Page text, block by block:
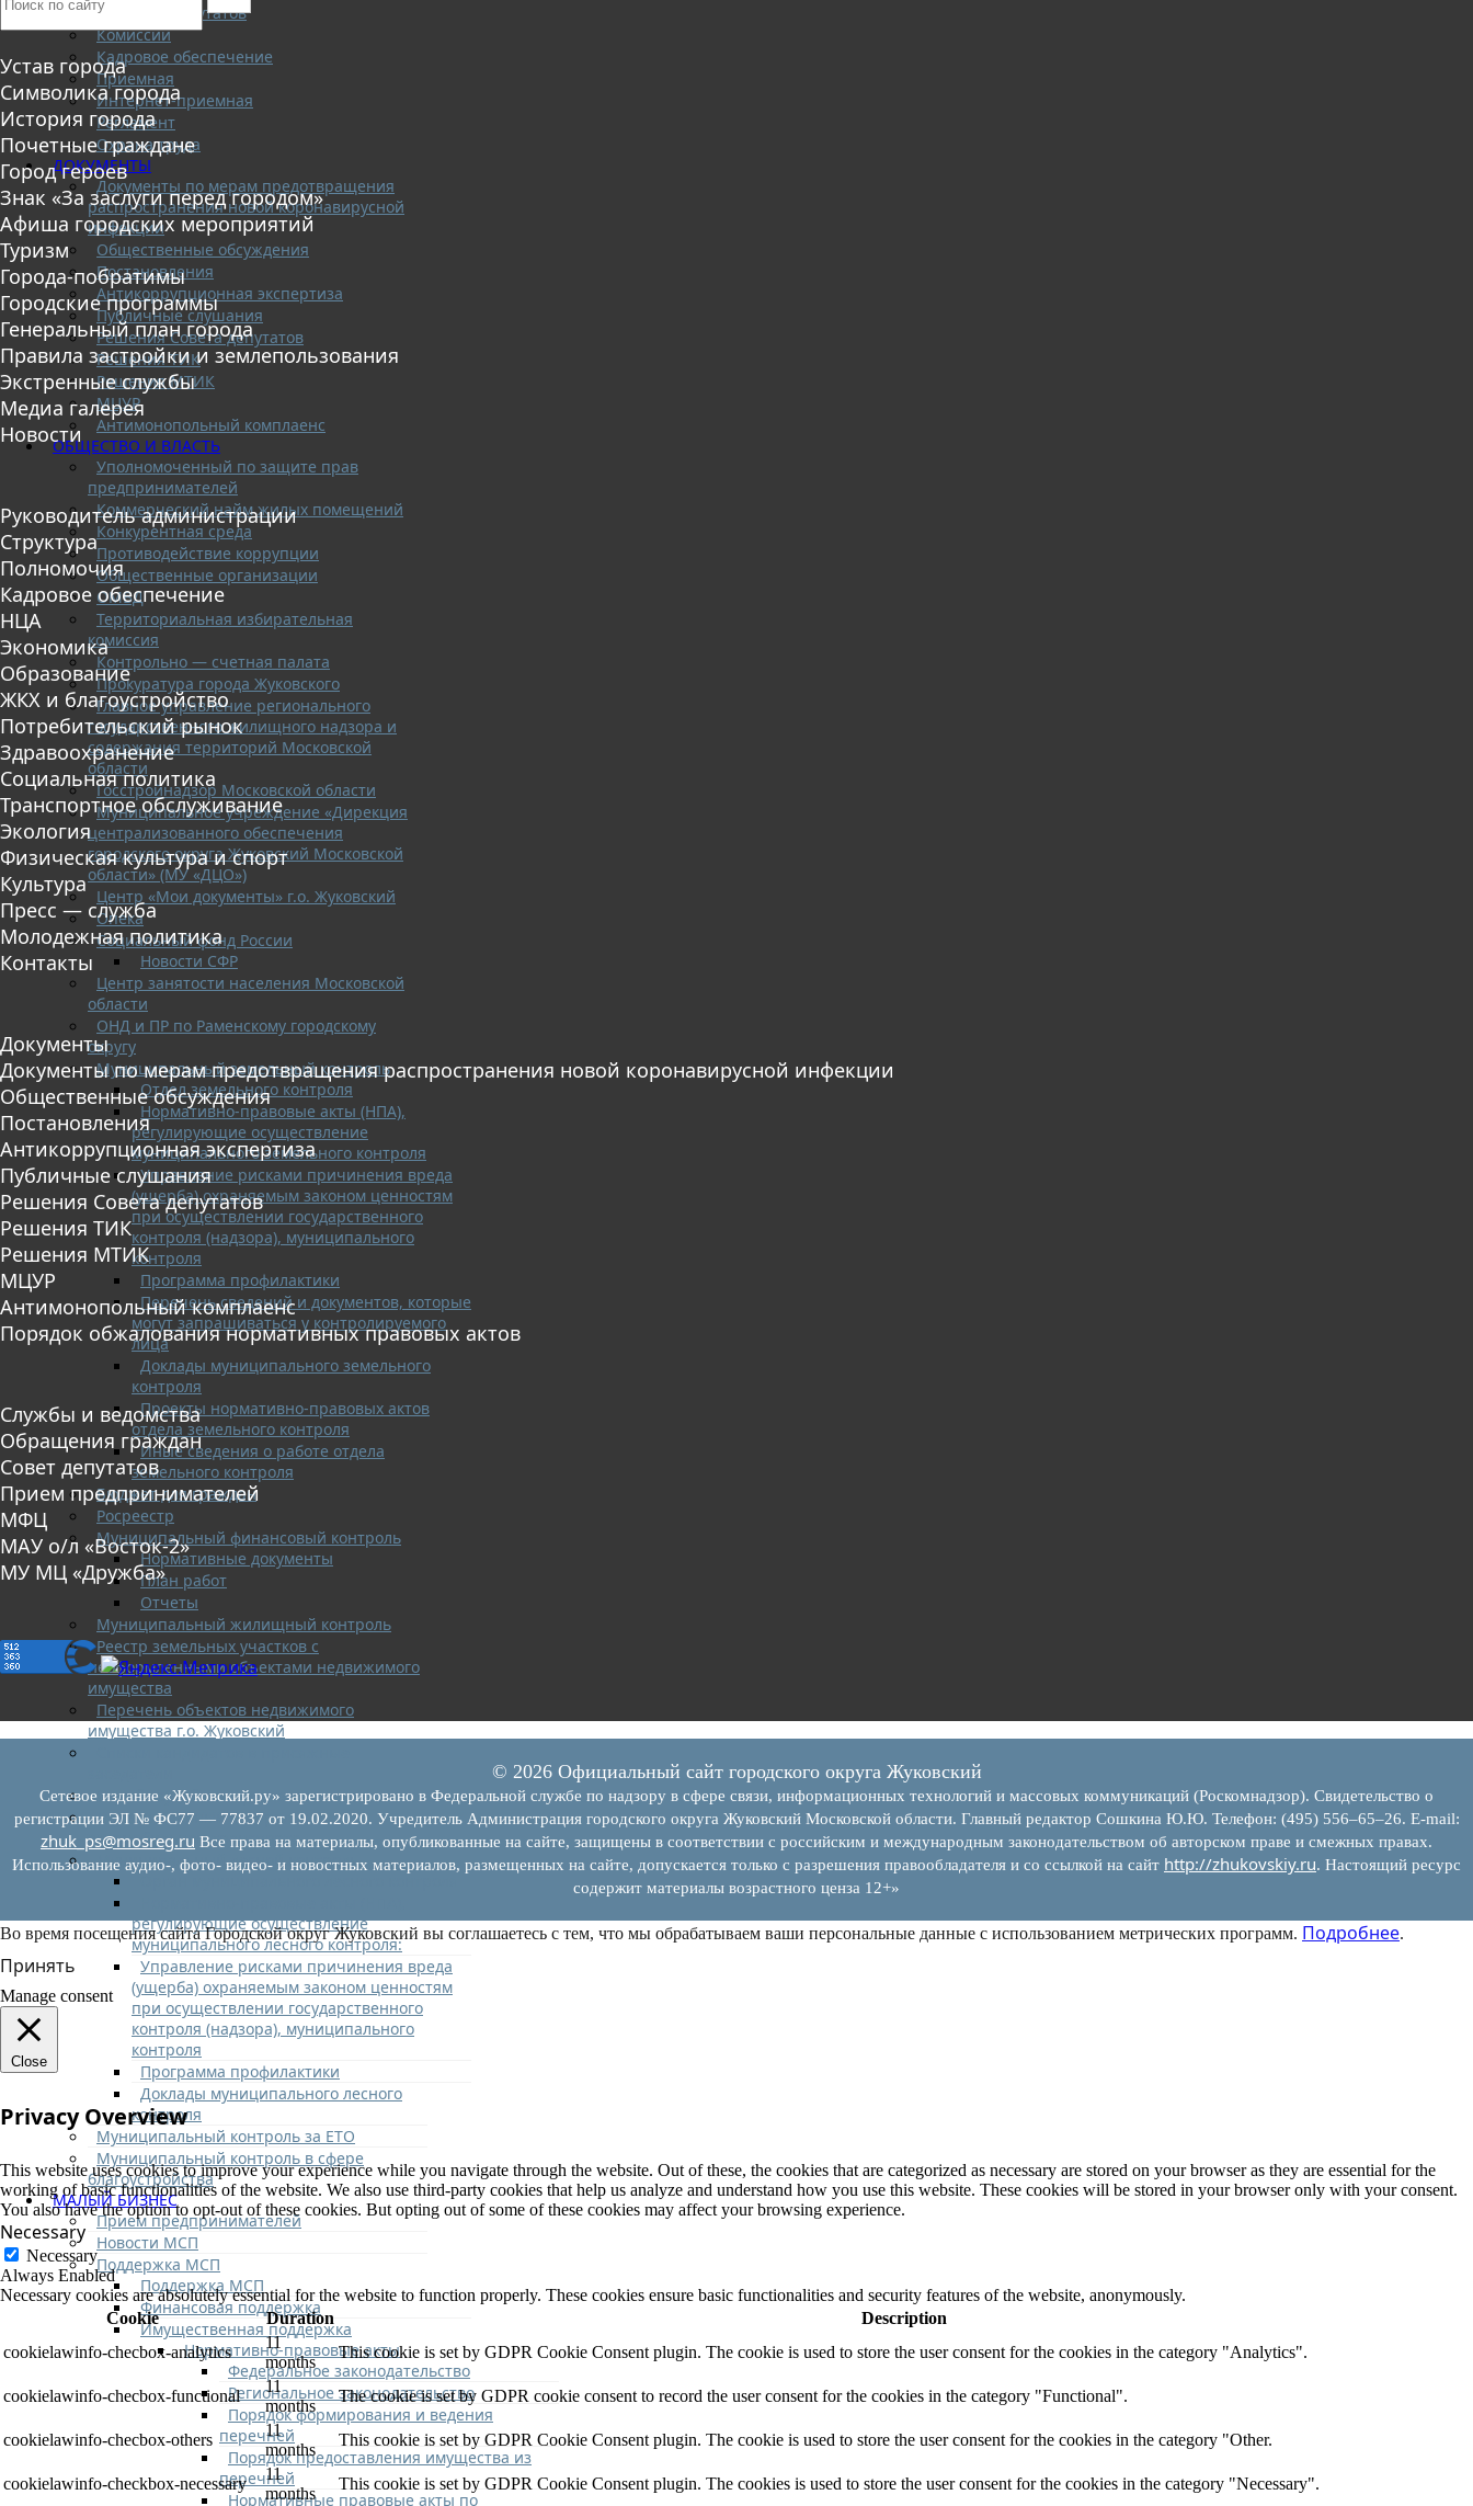
О Совете депутатов
Комиссии
Кадровое обеспечение
Приемная
Интернет-приемная
Регламент
Охрана труда
ДОКУМЕНТЫ
Документы по мерам предотвращения
распространения новой коронавирусной
инфекции
Общественные обсуждения
Постановления
Антикоррупционная экспертиза
Публичные слушания
Решения Совета депутатов
Решения ТИК
Решения МТИК
МЦУР
Антимонопольный комплаенс
ОБЩЕСТВО И ВЛАСТЬ
Уполномоченный по защите прав
предпринимателей
Коммерческий найм жилых помещений
Конкурентная среда
Противодействие коррупции
Общественные организации
ОМВД
Территориальная избирательная
комиссия
Контрольно — счетная палата
Прокуратура города Жуковского
Главное управление регионального
государственного жилищного надзора и
содержания территорий Московской
области
Госстройнадзор Московской области
Муниципальное учреждение «Дирекция
централизованного обеспечения
городского округа Жуковский Московской
области» (МУ «ДЦО»)
Центр «Мои документы» г.о. Жуковский
Опека
Социальный фонд России
Новости СФР
Центр занятости населения Московской
области
ОНД и ПР по Раменскому городскому
округу
Муниципальный земельный контроль
Отдел земельного контроля
Нормативно-правовые акты (НПА),
регулирующие осуществление
муниципального земельного контроля
Управление рисками причинения вреда
(ущерба) охраняемым законом ценностям
при осуществлении государственного
контроля (надзора), муниципального
контроля
Программа профилактики
Перечень сведений и документов, которые
могут запрашиваться у контролируемого
лица
Доклады муниципального земельного
контроля
Проекты нормативно-правовых актов
отдела земельного контроля
Иные сведения о работе отдела
земельного контроля
Бюджет для граждан
Росреестр
Муниципальный финансовый контроль
Нормативные документы
План работ
Отчеты
Муниципальный жилищный контроль
Реестр земельных участков с
неоформленными объектами недвижимого
имущества
Перечень объектов недвижимого
имущества г.о. Жуковский
Служба судебных приставов
Муниципальный контроль на
автомобильном транспорте
Муниципальный лесной контроль
Орган муниципального лесного контроля
регулирующие осуществление
муниципального лесного контроля:
Управление рисками причинения вреда
(ущерба) охраняемым законом ценностям
при осуществлении государственного
контроля (надзора), муниципального
контроля
Программа профилактики
Доклады муниципального лесного
контроля
Муниципальный контроль за ЕТО
Муниципальный контроль в сфере
благоустройства
МАЛЫЙ БИЗНЕС
Прием предпринимателей
Новости МСП
Поддержка МСП
Поддержка МСП
Финансовая поддержка
Имущественная поддержка
Нормативно-правовые акты
Федеральное законодательство
Региональное законодательство
Порядок формирования и ведения
перечней
Порядок предоставления имущества из
перечней
Нормативные правовые акты по
Устав города
Символика города
История города
Почетные граждане
Город героев
Знак «За заслуги перед городом»
Афиша городских мероприятий
Туризм
Города-побратимы
Городские программы
Генеральный план города
Правила застройки и землепользования
Экстренные службы
Медиа галерея
Новости
Руководитель администрации
Структура
Полномочия
Кадровое обеспечение
НЦА
Экономика
Образование
ЖКХ и благоустройство
Потребительский рынок
Здравоохранение
Социальная политика
Транспортное обслуживание
Экология
Физическая культура и спорт
Культура
Пресс — служба
Молодежная политика
Контакты
Документы
Документы по мерам предотвращения распространения новой коронавирусной инфекции
Общественные обсуждения
Постановления
Антикоррупционная экспертиза
Публичные слушания
Решения Совета депутатов
Решения ТИК
Решения МТИК
МЦУР
Антимонопольный комплаенс
Порядок обжалования нормативных правовых актов
Службы и ведомства
Обращения граждан
Совет депутатов
Прием предпринимателей
МФЦ
МАУ о/л «Восток-2»
МУ МЦ «Дружба»
© 2026 Официальный сайт городского округа Жуковский
Сетевое издание «Жуковский.ру» зарегистрировано в Федеральной службе по надзору в сфере связи, информационных технологий и массовых коммуникаций (Роскомнадзор). Свидетельство о
регистрации ЭЛ № ФС77 — 77837 от 19.02.2020. Учредитель Администрация городского округа Жуковский Московской области. Главный редактор Сошкина Ю.Ю. Телефон: (495) 556–65–26. E‑mail:
zhuk_ps@mosreg.ru Все права на материалы, опубликованные на сайте, защищены в соответствии с российским и международным законодательством об авторском праве и смежных правах.
Использование аудио-, фото- видео- и новостных материалов, размещенных на сайте, допускается только с разрешения правообладателя и со ссылкой на сайт http://zhukovskiy.ru. Настоящий ресурс
содержит материалы возрастного ценза 12+»
Во время посещения сайта Городской округ Жуковский вы соглашаетесь с тем, что мы обрабатываем ваши персональные данные с использованием метрических программ. Подробнее.
Принять
Manage consent
Close
Privacy Overview
This website uses cookies to improve your experience while you navigate through the website. Out of these, the cookies that are categorized as necessary are stored on your browser as they are essential for the
working of basic functionalities of the website. We also use third-party cookies that help us analyze and understand how you use this website. These cookies will be stored in your browser only with your consent.
You also have the option to opt-out of these cookies. But opting out of some of these cookies may affect your browsing experience.
Necessary
Necessary
Always Enabled
Necessary cookies are absolutely essential for the website to function properly. These cookies ensure basic functionalities and security features of the website, anonymously.
Cookie
Duration
Description
cookielawinfo-checbox-analytics
11
months
This cookie is set by GDPR Cookie Consent plugin. The cookie is used to store the user consent for the cookies in the category "Analytics".
cookielawinfo-checbox-functional
11
months
The cookie is set by GDPR cookie consent to record the user consent for the cookies in the category "Functional".
cookielawinfo-checbox-others
11
months
This cookie is set by GDPR Cookie Consent plugin. The cookie is used to store the user consent for the cookies in the category "Other.
cookielawinfo-checkbox-necessary
11
months
This cookie is set by GDPR Cookie Consent plugin. The cookies is used to store the user consent for the cookies in the category "Necessary".